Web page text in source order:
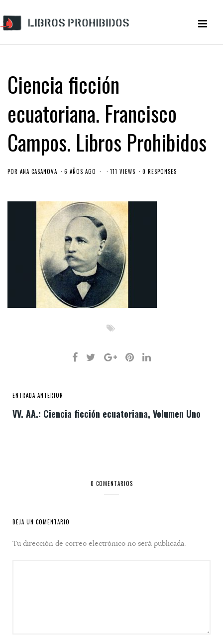
Ciencia ficción
ecuatoriana. Francisco
Campos. Libros Prohibidos
POR ANA CASANOVA 6 AÑOS AGO 111 VIEWS 0 RESPONSES
ENTRADA ANTERIOR
VV. AA.: Ciencia ficción ecuatoriana, Volumen Uno
0 COMENTARIOS
DEJA UN COMENTARIO
Tu dirección de correo electrónico no será publicada.